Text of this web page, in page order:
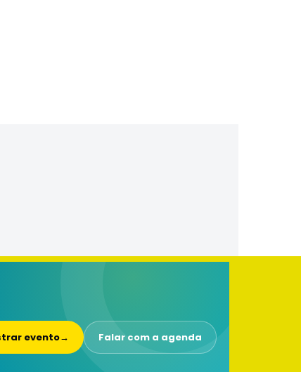
evento→ Falar com a agenda